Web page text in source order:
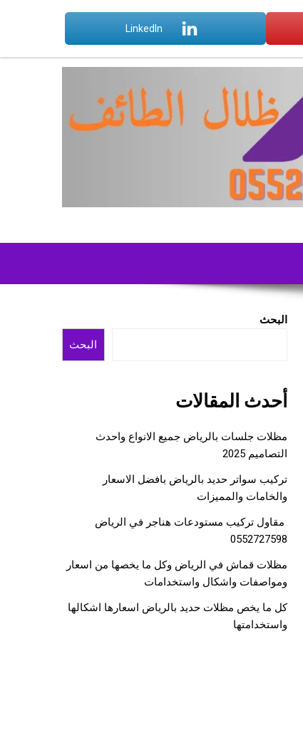
البحث
البحث
أحدث المقالات
مظلات جلسات بالرياض جميع الانواع واحدث
التصاميم 2025
تركيب سواتر حديد بالرياض بافضل الاسعار
والخامات والمميزات
مقاول تركيب مستودعات هناجر في الرياض
0552727598
مظلات قماش في الرياض وكل ما يخصها من اسعار
ومواصفات واشكال واستخدامات
كل ما يخص مظلات حديد بالرياض اسعارها اشكالها
واستخدامتها
LinkedIn